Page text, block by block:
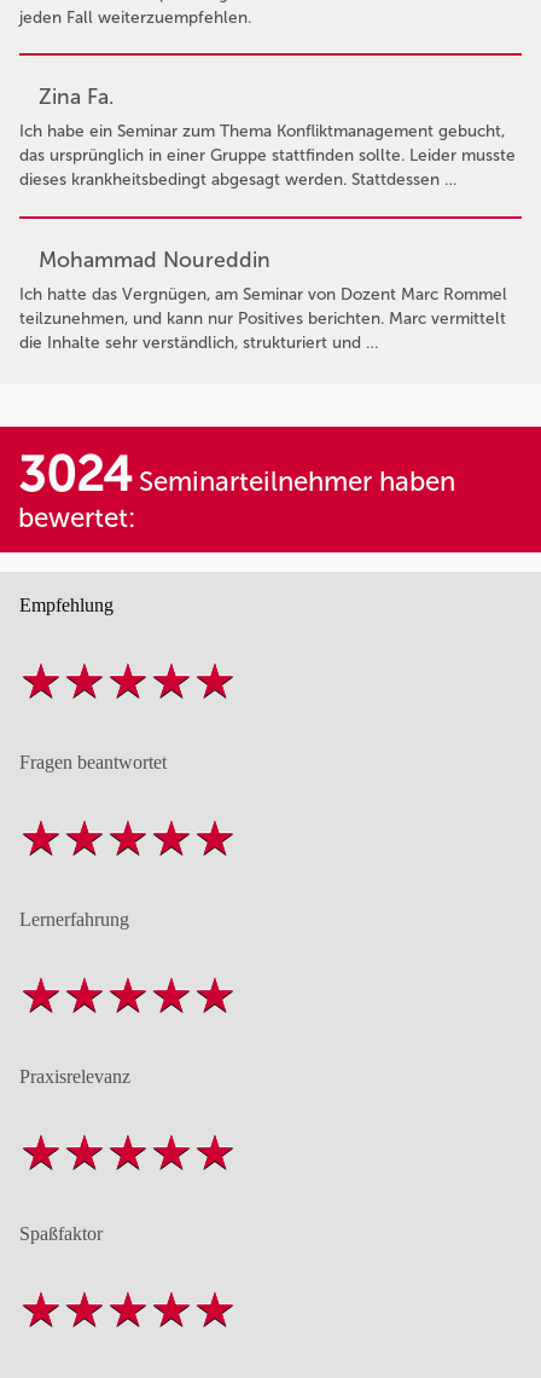
jeden Fall weiterzuempfehlen.
Zina Fa.
Ich habe ein Seminar zum Thema Konfliktmanagement gebucht,
das ursprünglich in einer Gruppe stattfinden sollte. Leider musste
dieses krankheitsbedingt abgesagt werden. Stattdessen …
Mohammad Noureddin
Ich hatte das Vergnügen, am Seminar von Dozent Marc Rommel
teilzunehmen, und kann nur Positives berichten. Marc vermittelt
die Inhalte sehr verständlich, strukturiert und …
3024Seminarteilnehmer haben
bewertet:
Empfehlung
Fragen beantwortet
Lernerfahrung
Praxisrelevanz
Spaßfaktor